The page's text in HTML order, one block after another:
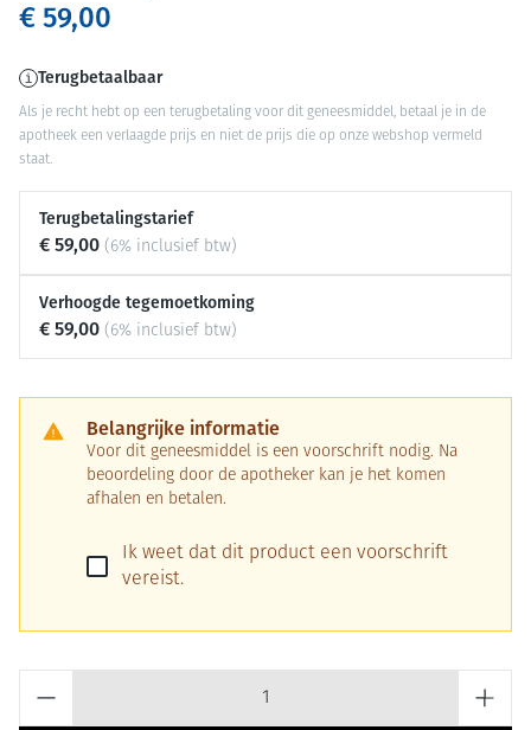
€ 59,00
Terugbetaalbaar
Als je recht hebt op een terugbetaling voor dit geneesmiddel, betaal je in de
apotheek een verlaagde prijs en niet de prijs die op onze webshop vermeld
staat.
Terugbetalingstarief
€ 59,00 (6% inclusief btw)
Verhoogde tegemoetkoming
€ 59,00 (6% inclusief btw)
Belangrijke informatie
Voor dit geneesmiddel is een voorschrift nodig. Na
beoordeling door de apotheker kan je het komen
afhalen en betalen.
Ik weet dat dit product een voorschrift
vereist.